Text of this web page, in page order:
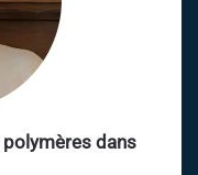
polymères dans